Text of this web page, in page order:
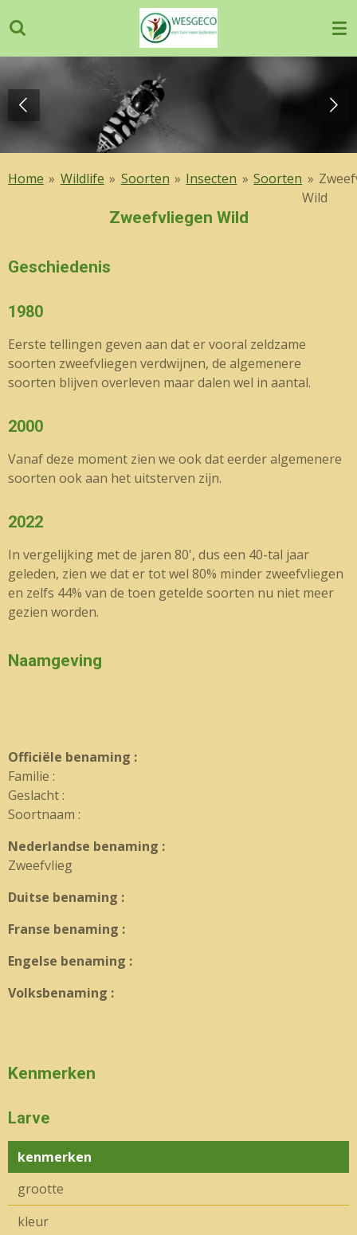
direct
naar
hoofdinhoud
Home » Wildlife » Soorten » Insecten » Soorten »
Wild
Zweefvliegen Wild
Geschiedenis
1980
Eerste tellingen geven aan dat er vooral zeldzame
soorten zweefvliegen verdwijnen, de algemenere
soorten blijven overleven maar dalen wel in aantal.
2000
Vanaf deze moment zien we ook dat eerder algemenere
soorten ook aan het uitsterven zijn.
2022
In vergelijking met de jaren 80', dus een 40-tal jaar
geleden, zien we dat er tot wel 80% minder zweefvliegen
en zelfs 44% van de toen getelde soorten nu niet meer
gezien worden.
Naamgeving
Officiële benaming :
Familie :
Geslacht :
Soortnaam :
Nederlandse benaming :
Zweefvlieg
Duitse benaming :
Franse benaming :
Engelse benaming :
Volksbenaming :
Kenmerken
Larve
kenmerken
grootte
kleur